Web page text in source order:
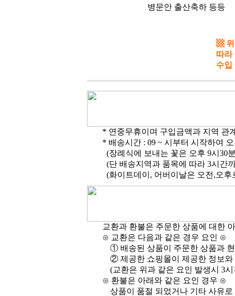
병문안 출산축하 등등
▩ 위
따라
수입
* 연중무휴이며 구입금액과 지역 관
* 배송시간 : 09 ~ 시부터 시작하여
(장례식에 보내는 꽃은 오후 9시30
(단 배송지역과 품목에 따라 3시간
(화이트데이, 어버이날은 오전,오후
교환과 환불은 주문한 상품에 대한
⊙ 교환은 다음과 같은 경우 요인 ⊙
① 배송된 상품이 주문한 상품과
② 제공한 쇼핑몰이 제공한 정보와
(교환은 위과 같은 요인 발생시 3
⊙ 환불은 아래와 같은 요인 경우 ⊙
상품이 품절 되었거나 기타 사유